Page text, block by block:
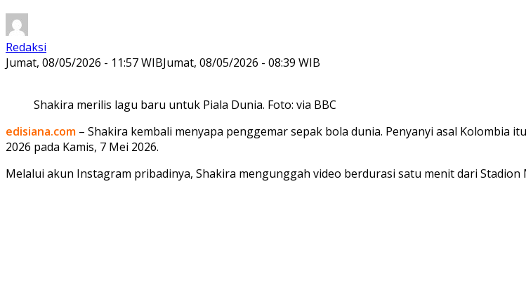
Redaksi
Jumat, 08/05/2026 - 11:57 WIBJumat, 08/05/2026 - 08:39 WIB
Shakira merilis lagu baru untuk Piala Dunia. Foto: via BBC
edisiana.com – Shakira kembali menyapa penggemar sepak bola dunia. Penyanyi asal Kolombia
2026 pada Kamis, 7 Mei 2026.
Melalui akun Instagram pribadinya, Shakira mengunggah video berdurasi satu menit dari Stadion